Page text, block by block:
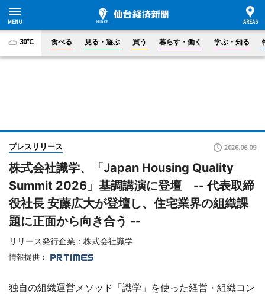
30°C 食べる 見る・遊ぶ 買う 暮らす・働く 学ぶ・知る
プレスリリース 2026.06.09
株式会社識学、「Japan Housing Quality
Summit 2026」基調講演に登壇 -- 代表取締
役社長 安藤広大が登壇し、住宅業界の組織課
題に正面から向き合う --
リリース発行企業：株式会社識学
情報提供：
独自の組織運営メソッド「識学」を使った経営・組織コン